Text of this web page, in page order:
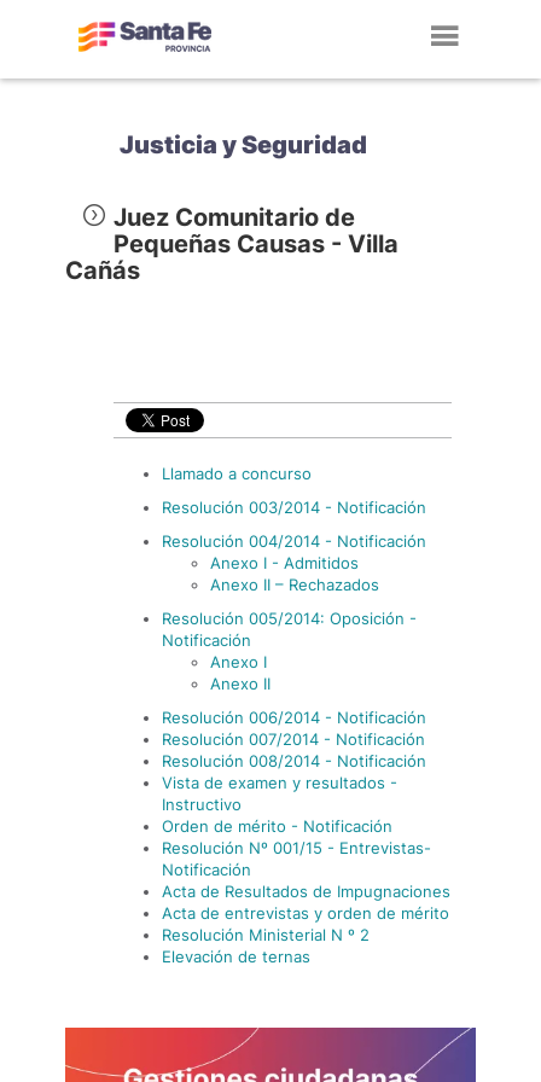
Justicia y Seguridad
Juez Comunitario de
Pequeñas Causas - Villa
Cañás
Llamado a concurso
Resolución 003/2014 - Notificación
Resolución 004/2014 - Notificación
Anexo I - Admitidos
Anexo II – Rechazados
Resolución 005/2014: Oposición -
Notificación
Anexo I
Anexo II
Resolución 006/2014 - Notificación
Resolución 007/2014 - Notificación
Resolución 008/2014 - Notificación
Vista de examen y resultados -
Instructivo
Orden de mérito - Notificación
Resolución Nº 001/15 - Entrevistas-
Notificación
Acta de Resultados de Impugnaciones
Acta de entrevistas y orden de mérito
Resolución Ministerial N º 2
Elevación de ternas